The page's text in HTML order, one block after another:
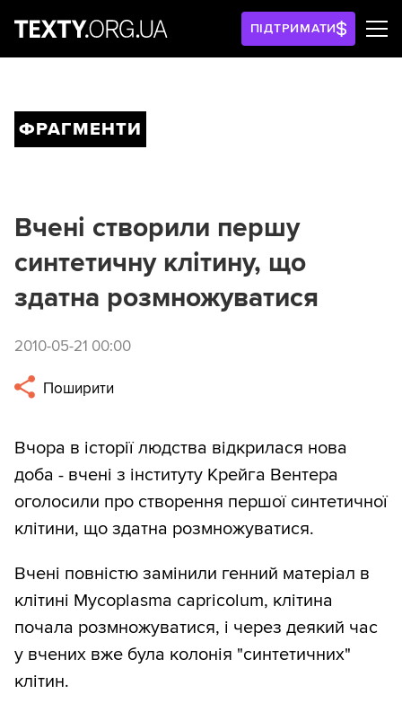
ПІДТРИМАТИ
ФРАГМЕНТИ
Вчені створили першу
синтетичну клітину, що
здатна розмножуватися
2010-05-21 00:00
Поширити
Вчора в історії людства відкрилася нова
доба - вчені з інституту Крейга Вентера
оголосили про створення першої синтетичної
клітини, що здатна розмножуватися.
Вчені повністю замінили генний матеріал в
клітині Mycoplasma capricolum, клітина
почала розмножуватися, і через деякий час
у вчених вже була колонія "синтетичних"
клітин.